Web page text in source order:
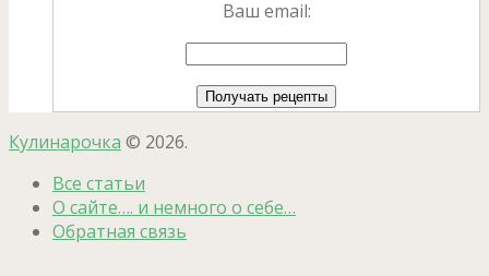
Ваш email:
Кулинарочка © 2026.
Все статьи
О сайте…. и немного о себе…
Обратная связь